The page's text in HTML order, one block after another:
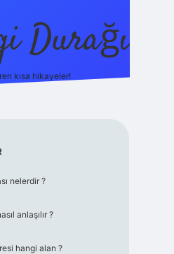
Durağı
kısa hikayeler!
nelerdir ?
anlaşılır ?
hangi alan ?